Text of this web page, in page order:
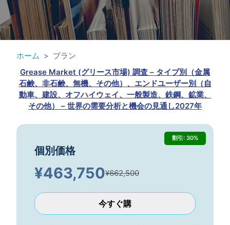
ホーム
プラン
Grease Market (グリース市場) 調査 – タイプ別（金属
石鹸、非石鹸、無機、その他）、エンドユーザー別（自
動車、建設、オフハイウェイ、一般製造、鉄鋼、鉱業、
その他） – 世界の需要分析と機会の見通し2027年
割引: 30%
個別価格
¥463,750¥662,500
今すぐ購